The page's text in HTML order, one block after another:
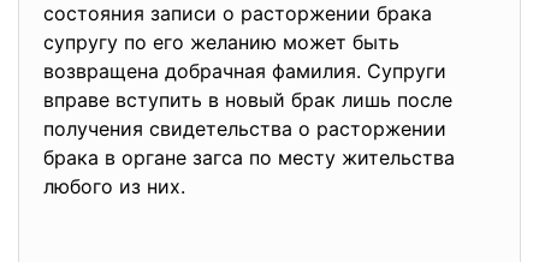
состояния записи о расторжении брака
супругу по его желанию может быть
возвращена добрачная фамилия. Супруги
вправе вступить в новый брак лишь после
получения свидетельства о расторжении
брака в органе загса по месту жительства
любого из них.